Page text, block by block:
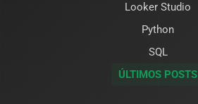
Looker Studio
Python
SQL
ÚLTIMOS POSTS